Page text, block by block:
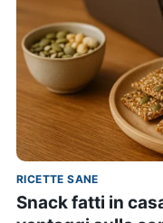
RICETTE SANE
Snack fatti in